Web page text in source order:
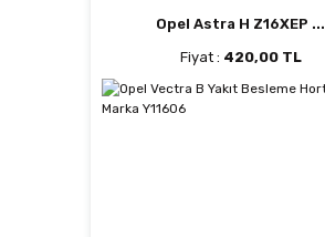
Opel Astra H Z16XEP ...
Fiyat : 420,00 TL